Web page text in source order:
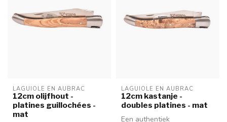
LAGUIOLE EN AUBRAC
12cm olijfhout -
platines guillochées -
mat
LAGUIOLE EN AUBRAC
12cm kastanje -
doubles platines - mat
Een authentiek